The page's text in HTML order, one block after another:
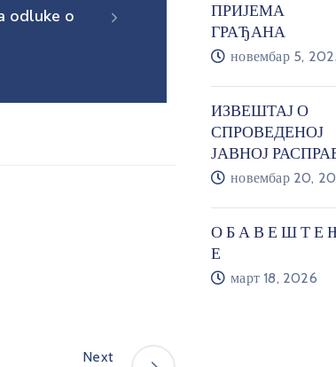
odluke o
Next
ПРИЈЕМА
ГРАЂАНА
новембар 5,
ИЗВЕШТАЈ О
СПРОВЕДЕНОЈ
ЈАВНОЈ
новембар 20,
О Б А В Е Ш Т Е
Е
март 18, 2026